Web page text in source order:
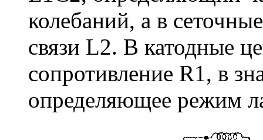
колебаний, а в
связи L2. В катодные
сопротивление R1, в
определяющее режим